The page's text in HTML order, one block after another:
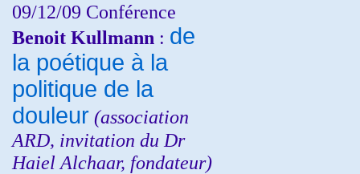
09/12/09 Conférence
Benoit Kullmann : de
la poétique à la
politique de la
douleur (association
ARD, invitation du Dr
Haiel Alchaar, fondateur)